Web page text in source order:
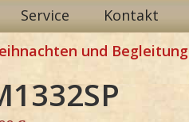
Service Kontakt
und Begleitung